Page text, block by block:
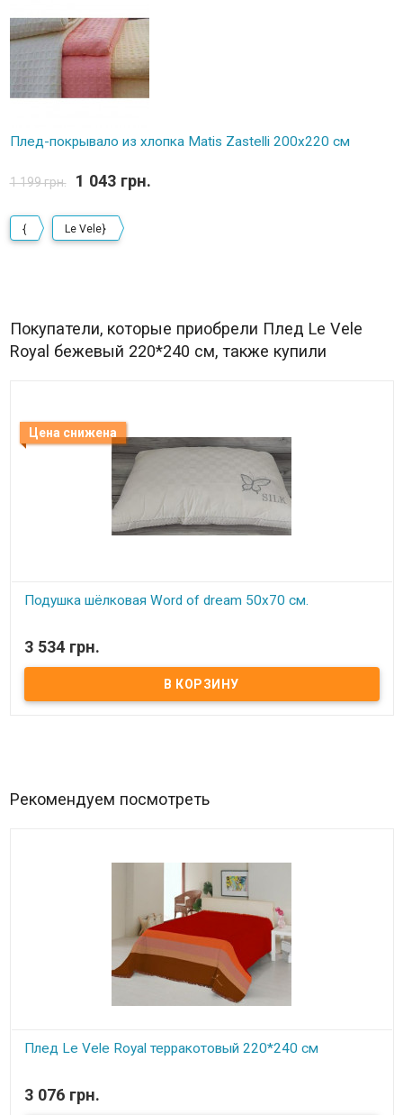
Плед-покрывало из хлопка Matis Zastelli 200x220 см
1 199 грн. 1 043 грн.
{ Le Vele}
Покупатели, которые приобрели Плед Le Vele
Royal бежевый 220*240 см, также купили
Цена снижена
Подушка шёлковая Word of dream 50x70 см.
антиаллергенное волокно. Цвет: белый. Чехол: сатин
жакардовый,100% хлопок. Производитель: Word Of Dream, Китай.
3 534 грн.
Рекомендуем посмотреть
Плед Le Vele Royal терракотовый 220*240 см
3 076 грн.